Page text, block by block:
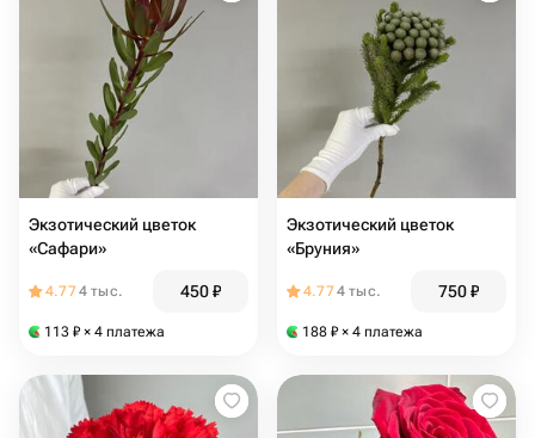
Экзотический цветок
«Сафари»
4.774 тыс. 450₽
113 ₽ × 4 платежа
Экзотический цветок
«Бруния»
4.774 тыс. 750₽
188 ₽ × 4 платежа